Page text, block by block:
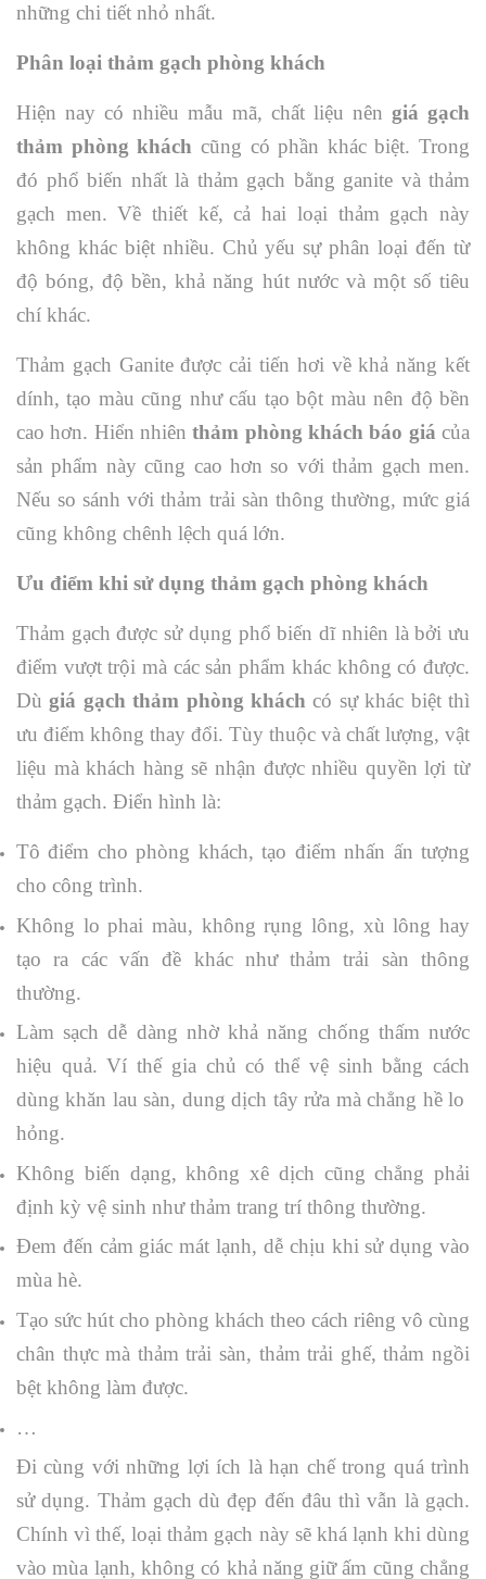
những chi tiết nhỏ nhất.
Phân loại thảm gạch phòng khách
Hiện nay có nhiều mẫu mã, chất liệu nên giá gạch
thảm phòng khách cũng có phần khác biệt. Trong
đó phổ biến nhất là thảm gạch bằng ganite và thảm
gạch men. Về thiết kế, cả hai loại thảm gạch này
không khác biệt nhiều. Chủ yếu sự phân loại đến từ
độ bóng, độ bền, khả năng hút nước và một số tiêu
chí khác.
Thảm gạch Ganite được cải tiến hơi về khả năng kết
dính, tạo màu cũng như cấu tạo bột màu nên độ bền
cao hơn. Hiển nhiênthảm phòng khách báo giácủa
sản phẩm này cũng cao hơn so với thảm gạch men.
Nếu so sánh với thảm trải sàn thông thường, mức giá
cũng không chênh lệch quá lớn.
Ưu điểm khi sử dụng thảm gạch phòng khách
Thảm gạch được sử dụng phổ biến dĩ nhiên là bởi ưu
điểm vượt trội mà các sản phẩm khác không có được.
Dùgiá gạch thảm phòng kháchcó sự khác biệt thì
ưu điểm không thay đổi. Tùy thuộc và chất lượng, vật
liệu mà khách hàng sẽ nhận được nhiều quyền lợi từ
thảm gạch. Điển hình là:
Tô điểm cho phòng khách, tạo điểm nhấn ấn tượng
cho công trình.
Không lo phai màu, không rụng lông, xù lông hay
tạo ra các vấn đề khác như thảm trải sàn thông
thường.
Làm sạch dễ dàng nhờ khả năng chống thấm nước
hiệu quả. Ví thế gia chủ có thể vệ sinh bằng cách
dùng khăn lau sàn, dung dịch tây rửa mà chẳng hề lo
hỏng.
Không biến dạng, không xê dịch cũng chẳng phải
định kỳ vệ sinh như thảm trang trí thông thường.
Đem đến cảm giác mát lạnh, dễ chịu khi sử dụng vào
mùa hè.
Tạo sức hút cho phòng khách theo cách riêng vô cùng
chân thực mà thảm trải sàn, thảm trải ghế, thảm ngồi
bệt không làm được.
…
Đi cùng với những lợi ích là hạn chế trong quá trình
sử dụng. Thảm gạch dù đẹp đến đâu thì vẫn là gạch.
Chính vì thế, loại thảm gạch này sẽ khá lạnh khi dùng
vào mùa lạnh, không có khả năng giữ ấm cũng chẳng